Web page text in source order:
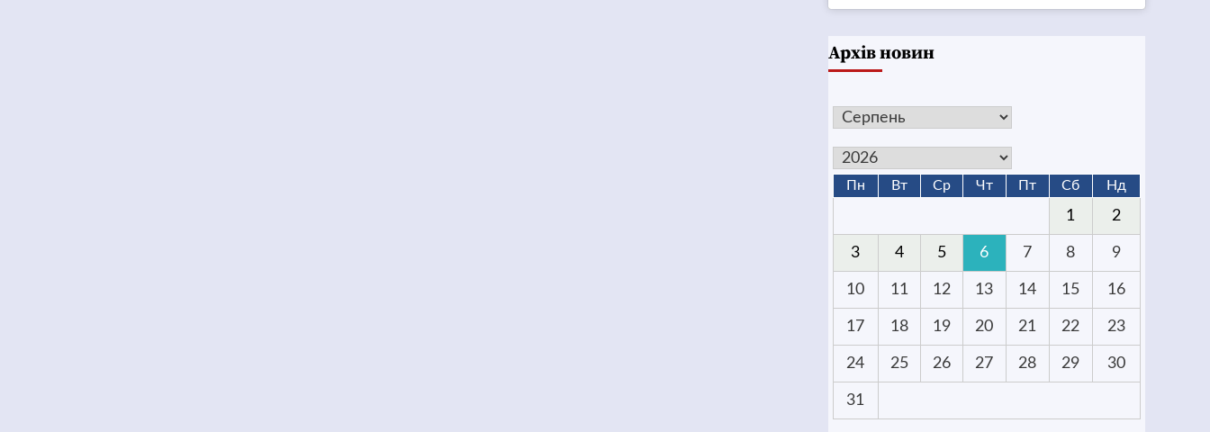
Архів новин
Пн Вт Ср Чт Пт Сб Нд
1 2
3 4 5 6 7 8 9
10 11 12 13 14 15 16
17 18 19 20 21 22 23
24 25 26 27 28 29 30
31